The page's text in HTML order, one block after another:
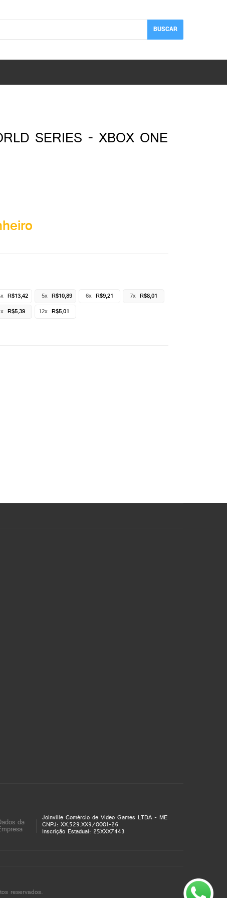
BUSCAR
SERIES - XBOX ONE
R$13,42 5x R$10,89 6x R$9,21 7x R$8,01
R$5,39 12x R$5,01
da Joinville Comércio de Video Games LTDA - ME
CNPJ: XX.529.XX9/0001-26
Inscrição Estadual: 25XXX7443
reservados.